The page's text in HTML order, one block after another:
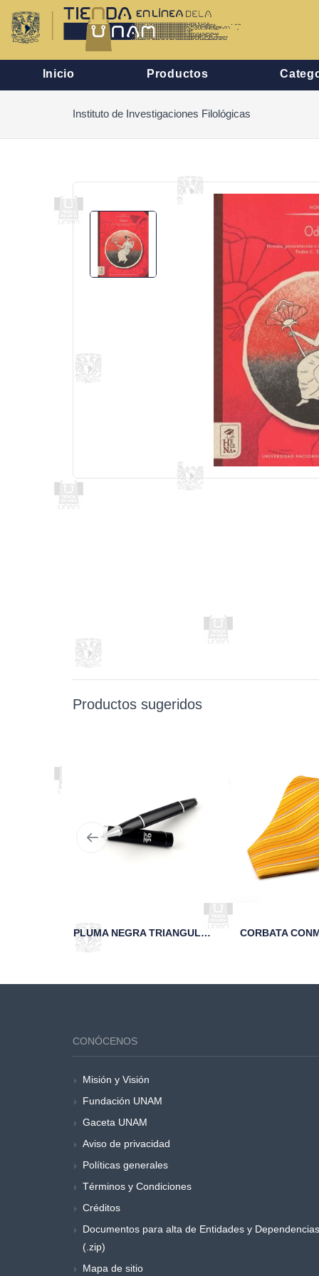
Inicio Productos
Instituto de Investigaciones Filológicas
Productos sugeridos
PLUMA NEGRA TRIANGULAR 95 AÑOS UNAM
CONÓCENOS
Misión y Visión
Fundación UNAM
Gaceta UNAM
Aviso de privacidad
Políticas generales
Términos y Condiciones
Créditos
Documentos para alta de Entidades y Dependencias
(.zip)
Mapa de sitio